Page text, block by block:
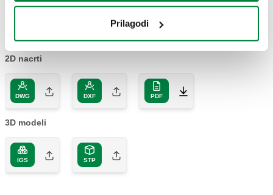
Prilagodi
Ø 15
2D nacrti
DWG DXF PDF
3D modeli
IGS STP